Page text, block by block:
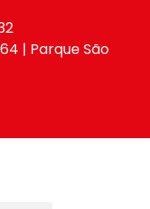
| Parque São